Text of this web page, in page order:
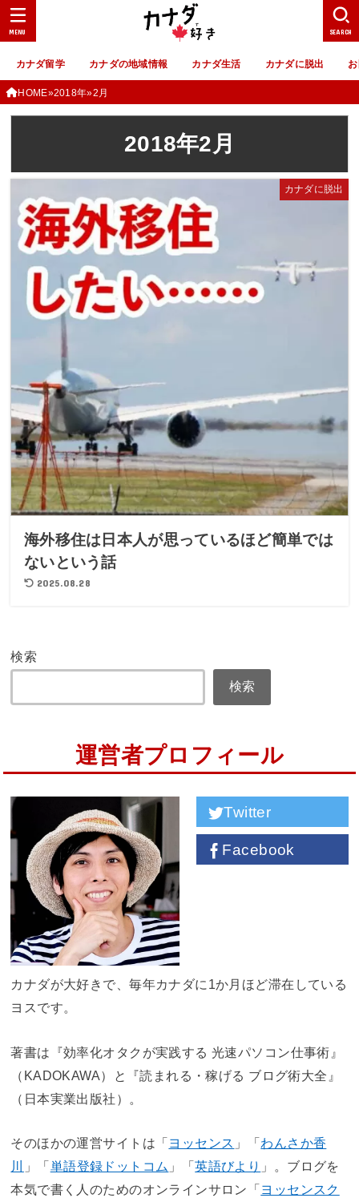
カナダ留学 カナダの地域情報 カナダ生活 カナダに脱出
SEARCH
MENU
HOME 2018年 2月
2018年2月
カナダに脱出
海外移住は日本人が思っているほど簡単では
ないという話
2025.08.28
検索
検索
運営者プロフィール
Twitter
Facebook
カナダが大好きで、毎年カナダに1か月ほど滞在している
ヨスです。
著書は『効率化オタクが実践する 光速パソコン仕事術』
（KADOKAWA）と『読まれる・稼げる ブログ術大全』
（日本実業出版社）。
そのほかの運営サイトは「ヨッセンス 」「わんさか香
川
」「単語登録ドットコム 」「英語びより 」。ブログを
本気で書く人のためのオンラインサロン「ヨッセンスク